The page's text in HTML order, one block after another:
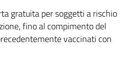
gratuita per soggetti a rischio
fino al compimento del
vaccinati con